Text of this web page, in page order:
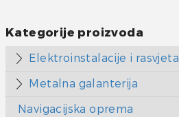
Kategorije proizvoda
Elektroinstalacije i rasvjeta
Metalna galanterija
Navigacijska oprema